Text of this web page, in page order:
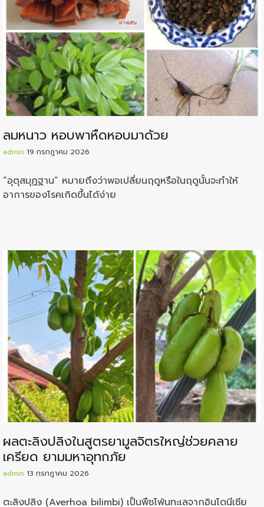
ลมหนาว หอบพาหืดหอบมาด้วย
admin 19 กรกฎาคม 2026
“อุตุสมุฏฐาน” หมายถึงว่าพอเปลี่ยนฤดูหรือในฤดูนั้นจะทำให้
อาการของโรคเกิดขึ้นได้ง่าย
ผลตะลิงปลิงในสูตรยามูลจิตรใหญ่ช่วยคลาย
เครียด ยามมหาอุทกภัย
admin 13 กรกฎาคม 2026
ตะลิงปลิง (Averhoa bilimbi) เป็นพืชโพ้นทะเลจากอินโดนีเซีย